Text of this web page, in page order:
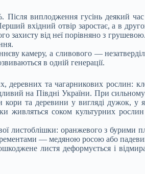
виплодження гусінь деякий
вхідний отвір заростає, а в
від неї порівняно з
камеру, а сливового —
в одній генерації.
та чагарникових рослин:
на Півдні України. При
та деревини у вигляді дужок, у
живляться соком культурних
листоблішки: оранжевого з бурими
— медяною росою або
листя деформується і